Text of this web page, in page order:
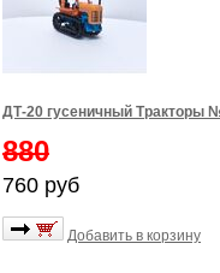
ДТ-20 гусеничный Тракторы
880
760 руб
Добавить в корзину